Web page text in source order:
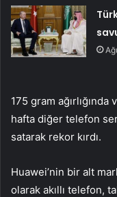
175 gram ağırlığında
hafta diğer telefon
satarak rekor kırdı.
Huawei’nin bir alt
olarak akıllı telefon,